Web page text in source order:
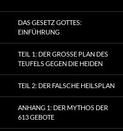
DAS GESETZ GOTTES:
EINFÜHRUNG
TEIL 1: DER GROSSE PLAN DES T
EUFELS GEGEN DIE HEIDEN
TEIL 2: DER FALSCHE HEILSPLAN
ANHANG 1: DER MYTHOS DER
613 GEBOTE